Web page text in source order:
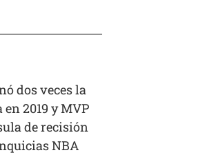
dos veces la
2019 y MVP
de recisión
NBA